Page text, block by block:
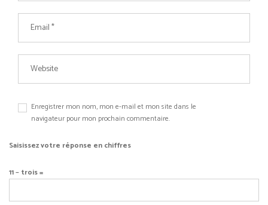
Enregistrer mon nom, mon e-mail et mon site dans le
navigateur pour mon prochain commentaire.
Saisissez votre réponse en chiffres
11 − trois =